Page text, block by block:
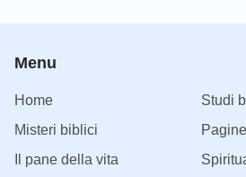
Menu
Home
Studi
Misteri biblici
Il pane della vita